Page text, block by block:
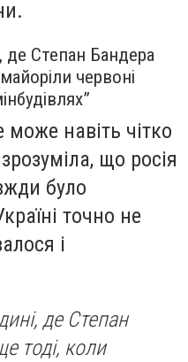
де Степан Бандера
червоні
навіть чітко
що росія
було
точно не
і
де Степан
тоді, коли